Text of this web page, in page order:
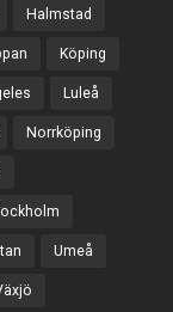
Halmstad
Köping
Luleå
Norrköping
Umeå